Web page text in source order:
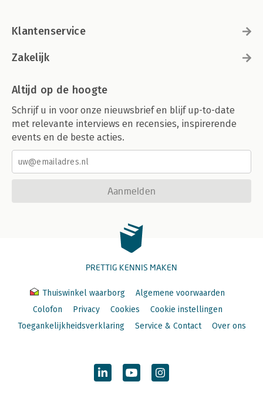
Klantenservice
Zakelijk
Altijd op de hoogte
Schrijf u in voor onze nieuwsbrief en blijf up-to-date
met relevante interviews en recensies, inspirerende
events en de beste acties.
Aanmelden
PRETTIG KENNIS MAKEN
Thuiswinkel waarborg
Algemene voorwaarden
Colofon
Privacy Cookies
Cookie instellingen
Toegankelijkheidsverklaring
Service & Contact Over ons